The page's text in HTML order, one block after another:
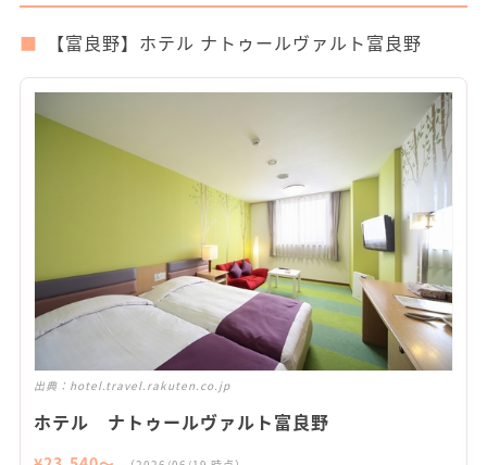
【富良野】ホテル ナトゥールヴァルト富良野
出典： hotel.travel.rakuten.co.jp
ホテル ナトゥールヴァルト富良野